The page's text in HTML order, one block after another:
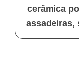
cerâmica
assadeiras,